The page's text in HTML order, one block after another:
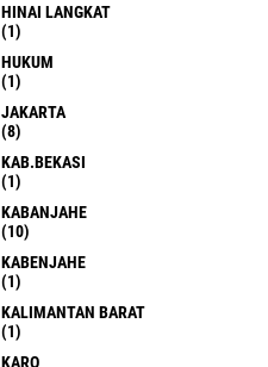
HINAI LANGKAT
(1)
HUKUM
(1)
JAKARTA
(8)
KAB.BEKASI
(1)
KABANJAHE
(10)
KABENJAHE
(1)
KALIMANTAN BARAT
(1)
KARO